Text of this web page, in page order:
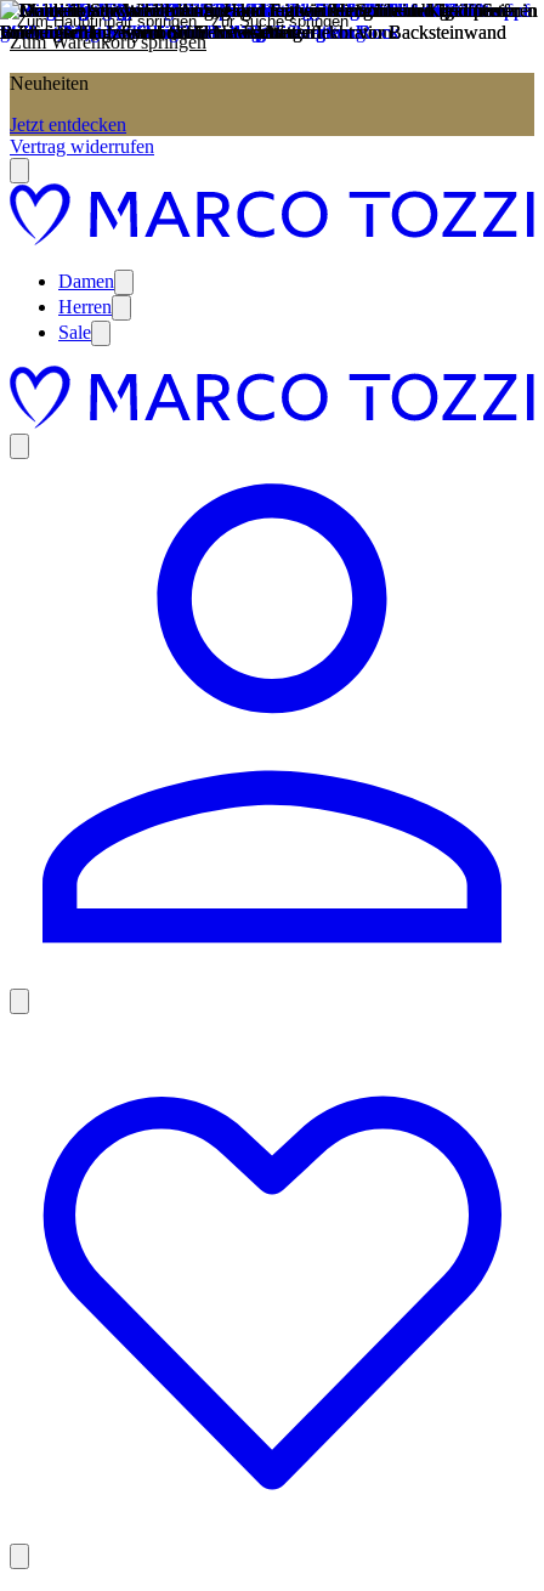
Zum Hauptinhalt springen Zur Suche springen
Zum Warenkorb springen
Neuheiten
Jetzt entdecken
Vertrag widerrufen
Damen
Herren
Sale